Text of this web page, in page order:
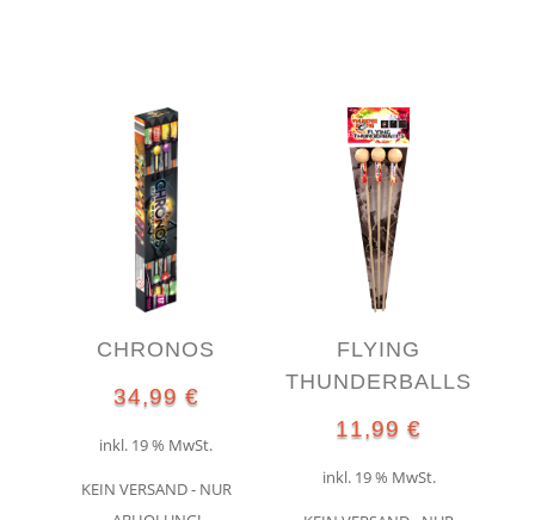
CHRONOS
34,99 €
inkl. 19 % MwSt.
KEIN VERSAND - NUR
FLYING
THUNDERBALLS
11,99€
inkl. 19 % MwSt.